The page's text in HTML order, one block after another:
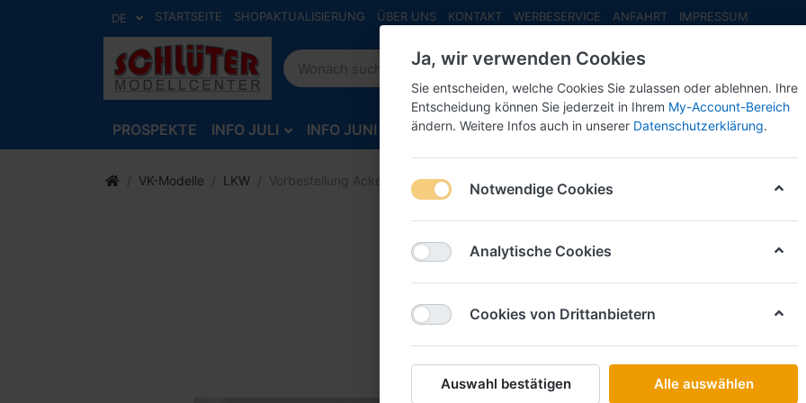
DE STARTSEITE SHOPAKTUALISIERUNG ÜBER UNS KONTAKT WERBESERVICE ANFAHRT IMPRESSUM
PROSPEKTE INFO JULI INFO JUNI INFO MAI NEU EINGETROFFEN NEUHEITEN
VK-Modelle LKW Vorbestellung Ackermann-Sattelkipper -Bausatz- ***Neuheiten 2025***
VK-Modelle
Art.-Nr.
Ja, wir verwenden Cookies
Sie entscheiden, welche Cookies Sie zulassen oder ablehnen. Ihre
Entscheidung können Sie jederzeit in Ihrem My-Account-Bereich
ändern. Weitere Infos auch in unserer Datenschutzerklärung.
Notwendige Cookies
Analytische Cookies
Cookies von Drittanbietern
Auswahl bestätigen Alle auswählen